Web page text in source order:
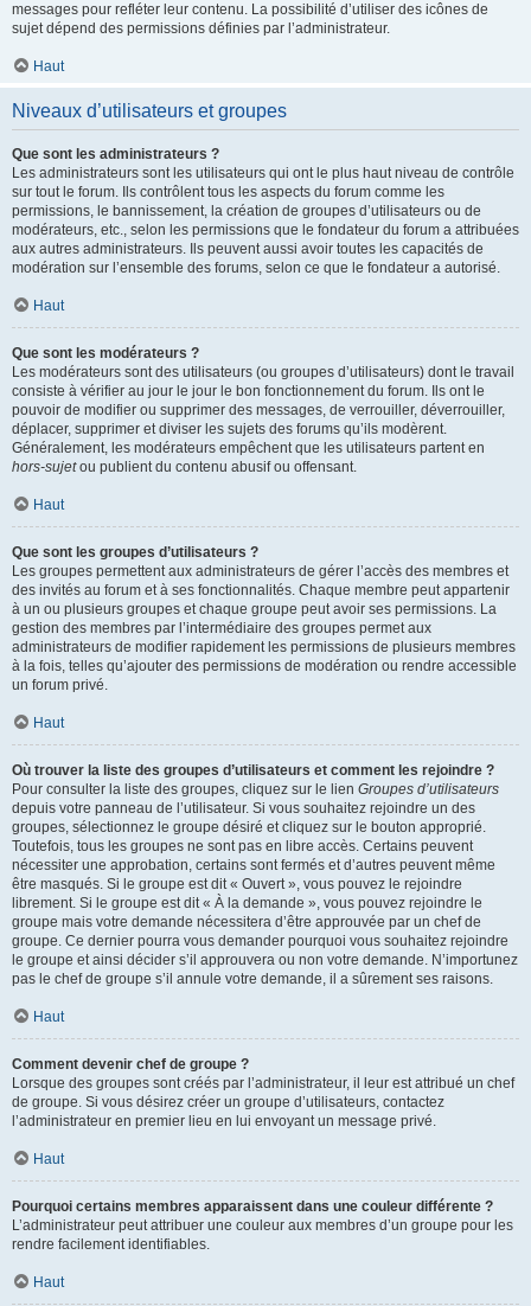
messages pour refléter leur contenu. La possibilité d’utiliser des icônes de
sujet dépend des permissions définies par l’administrateur.
Haut
Niveaux d’utilisateurs et groupes
Que sont les administrateurs ?
Les administrateurs sont les utilisateurs qui ont le plus haut niveau de contrôle
sur tout le forum. Ils contrôlent tous les aspects du forum comme les
permissions, le bannissement, la création de groupes d’utilisateurs ou de
modérateurs, etc., selon les permissions que le fondateur du forum a attribuées
aux autres administrateurs. Ils peuvent aussi avoir toutes les capacités de
modération sur l’ensemble des forums, selon ce que le fondateur a autorisé.
Haut
Que sont les modérateurs ?
Les modérateurs sont des utilisateurs (ou groupes d’utilisateurs) dont le travail
consiste à vérifier au jour le jour le bon fonctionnement du forum. Ils ont le
pouvoir de modifier ou supprimer des messages, de verrouiller, déverrouiller,
déplacer, supprimer et diviser les sujets des forums qu’ils modèrent.
Généralement, les modérateurs empêchent que les utilisateurs partent en
hors-sujetou publient du contenu abusif ou offensant.
Haut
Que sont les groupes d’utilisateurs ?
Les groupes permettent aux administrateurs de gérer l’accès des membres et
des invités au forum et à ses fonctionnalités. Chaque membre peut appartenir
à un ou plusieurs groupes et chaque groupe peut avoir ses permissions. La
gestion des membres par l’intermédiaire des groupes permet aux
administrateurs de modifier rapidement les permissions de plusieurs membres
à la fois, telles qu’ajouter des permissions de modération ou rendre accessible
un forum privé.
Haut
Où trouver la liste des groupes d’utilisateurs et comment les rejoindre ?
Pour consulter la liste des groupes, cliquez sur le lien Groupes d’utilisateurs
depuis votre panneau de l’utilisateur. Si vous souhaitez rejoindre un des
groupes, sélectionnez le groupe désiré et cliquez sur le bouton approprié.
Toutefois, tous les groupes ne sont pas en libre accès. Certains peuvent
nécessiter une approbation, certains sont fermés et d’autres peuvent même
être masqués. Si le groupe est dit « Ouvert », vous pouvez le rejoindre
librement. Si le groupe est dit « À la demande », vous pouvez rejoindre le
groupe mais votre demande nécessitera d’être approuvée par un chef de
groupe. Ce dernier pourra vous demander pourquoi vous souhaitez rejoindre
le groupe et ainsi décider s’il approuvera ou non votre demande. N’importunez
pas le chef de groupe s’il annule votre demande, il a sûrement ses raisons.
Haut
Comment devenir chef de groupe ?
Lorsque des groupes sont créés par l’administrateur, il leur est attribué un chef
de groupe. Si vous désirez créer un groupe d’utilisateurs, contactez
l’administrateur en premier lieu en lui envoyant un message privé.
Haut
Pourquoi certains membres apparaissent dans une couleur différente ?
L’administrateur peut attribuer une couleur aux membres d’un groupe pour les
rendre facilement identifiables.
Haut